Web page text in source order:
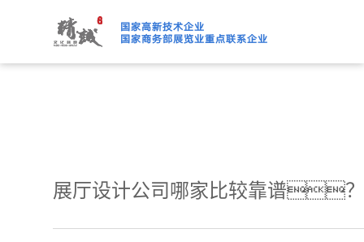
91桃色APP下载免费版,91
展厅设计公司哪家比较靠谱？